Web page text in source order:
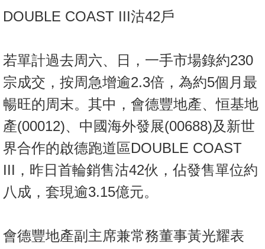
DOUBLE COAST III沽42戶
若單計過去周六、日，一手市場錄約230
宗成交，按周急增逾2.3倍，為約5個月最
暢旺的周末。其中，會德豐地產、恒基地
產(00012)、中國海外發展(00688)及新世
界合作的啟德跑道區DOUBLE COAST
III，昨日首輪銷售沽42伙，佔發售單位約
八成，套現逾3.15億元。
會德豐地產副主席兼常務董事黃光耀表